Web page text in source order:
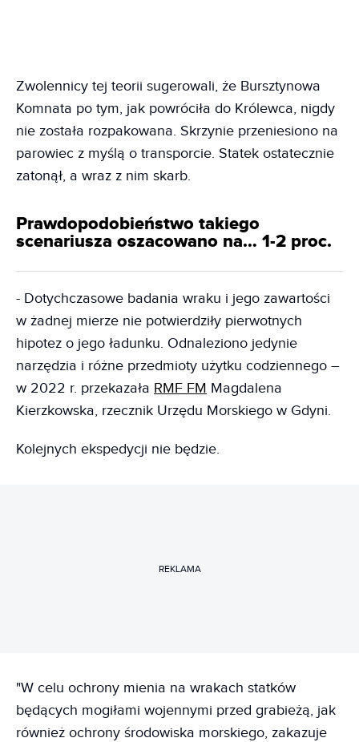
Zwolennicy tej teorii sugerowali, że Bursztynowa
Komnata po tym, jak powróciła do Królewca, nigdy
nie została rozpakowana. Skrzynie przeniesiono na
parowiec z myślą o transporcie. Statek ostatecznie
zatonął, a wraz z nim skarb.
Prawdopodobieństwo takiego
scenariusza oszacowano na… 1-2 proc.
- Dotychczasowe badania wraku i jego zawartości
w żadnej mierze nie potwierdziły pierwotnych
hipotez o jego ładunku. Odnaleziono jedynie
narzędzia i różne przedmioty użytku codziennego –
w 2022 r. przekazała RMF FM Magdalena
Kierzkowska, rzecznik Urzędu Morskiego w Gdyni.
Kolejnych ekspedycji nie będzie.
REKLAMA
"W celu ochrony mienia na wrakach statków
będących mogiłami wojennymi przed grabieżą, jak
również ochrony środowiska morskiego, zakazuje